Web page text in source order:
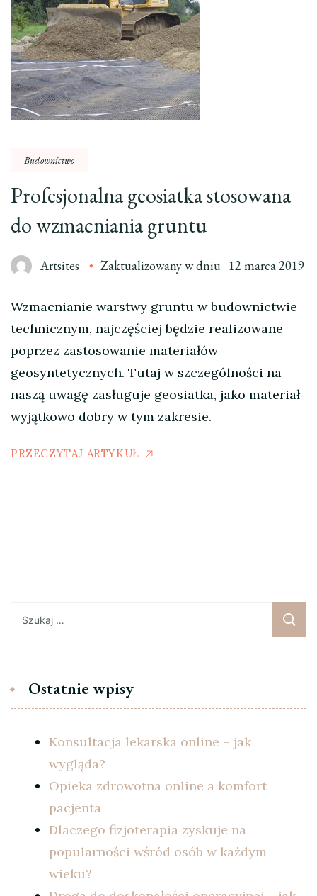
Budownictwo
Profesjonalna geosiatka stosowana
do wzmacniania gruntu
Artsites Zaktualizowany w dniu 12 marca 2019
Wzmacnianie warstwy gruntu w budownictwie
technicznym, najczęściej będzie realizowane
poprzez zastosowanie materiałów
geosyntetycznych. Tutaj w szczególności na
naszą uwagę zasługuje geosiatka, jako materiał
wyjątkowo dobry w tym zakresie.
PRZECZYTAJ ARTYKUŁ
Ostatnie wpisy
Konsultacja lekarska online – jak
wygląda?
Opieka zdrowotna online a komfort
pacjenta
Dlaczego fizjoterapia zyskuje na
popularności wśród osób w każdym
wieku?